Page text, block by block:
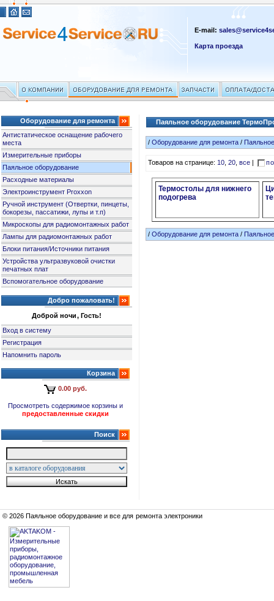
E-mail:
Карта проезда
Оборудование для ремонта
Антистатическое оснащение рабочего
места
Измерительные приборы
Паяльное оборудование
Расходные материалы
Электроинструмент Proxxon
Ручной инструмент (Отвертки, пинцеты,
бокорезы, пассатижи, лупы и т.п)
Микроскопы для радиомонтажных работ
Лампы для радиомонтажных работ
Блоки питания/Источники питания
Устройства ультразвуковой очистки
печатных плат
Вспомогательное оборудование
Добро пожаловать!
Доброй ночи, Гость!
Вход в систему
Регистрация
Напомнить пароль
Корзина
0.00 руб.
Просмотреть содержимое корзины и
предоставленные скидки
Поиск
Паяльное оборудование
/Оборудование для ремонта /
Товаров на странице:10,20,все
Термостолы для нижнего
подогрева
/Оборудование для ремонта /
© 2026 Паяльное оборудование и все для ремонта электроники